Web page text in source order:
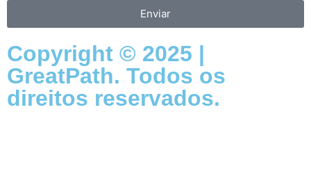
Enviar
Copyright © 2025 |
GreatPath. Todos os
direitos reservados.